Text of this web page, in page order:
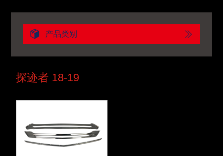
产品类别
探迹者 18-19